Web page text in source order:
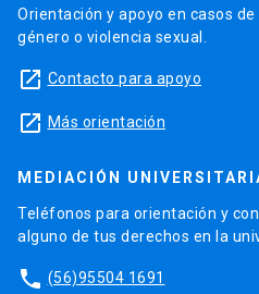
Orientación y apoyo en casos
género o violencia sexual.
launch Contacto para apoyo
launch Más orientación
MEDIACIÓN
Teléfonos para orientación y
alguno de tus derechos en la
phone (56)95504 1691